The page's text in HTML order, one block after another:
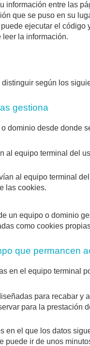
información entre las
que se puso en su
ejecutar el
la información.
según los
gestiona
dominio desde donde
al equipo terminal del
al equipo terminal
las cookies.
un equipo o dominio
como cookies
que permancen
en el equipo terminal
para recabar y
para la prestación
en el que los datos
puede ir de unos